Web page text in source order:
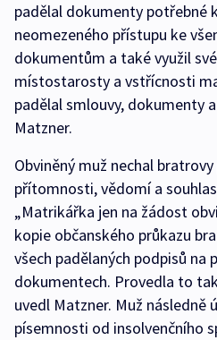
padělal dokumenty potřebné
neomezeného přístupu ke
dokumentům a také využil
místostarosty a vstřícnosti
padělal smlouvy, dokumenty
Matzner.
Obviněný muž nechal
přítomnosti, vědomí a
„Matrikářka jen na žádost
kopie občanského průkazu
všech padělaných podpisů na
dokumentech. Provedla to
uvedl Matzner. Muž následně
písemnosti od insolvenčního